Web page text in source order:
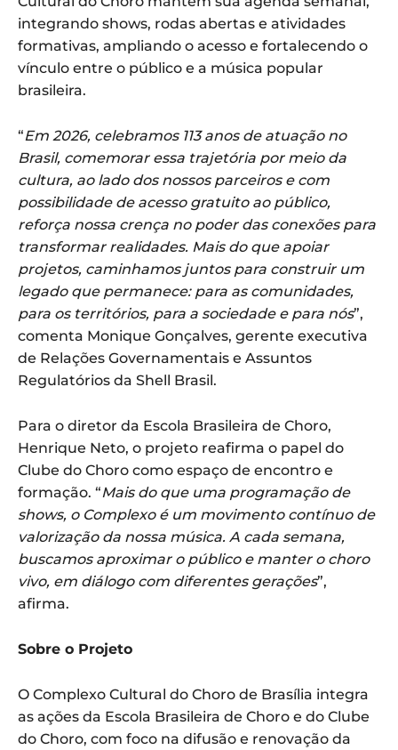
integrando shows, rodas abertas e atividades
formativas, ampliando o acesso e fortalecendo o
vínculo entre o público e a música popular
brasileira.
“Em 2026, celebramos 113 anos de atuação no
Brasil, comemorar essa trajetória por meio da
cultura, ao lado dos nossos parceiros e com
possibilidade de acesso gratuito ao público,
reforça nossa crença no poder das conexões para
transformar realidades. Mais do que apoiar
projetos, caminhamos juntos para construir um
legado que permanece: para as comunidades,
para os territórios, para a sociedade e para nós”,
comenta Monique Gonçalves, gerente executiva
de Relações Governamentais e Assuntos
Regulatórios da Shell Brasil.
Para o diretor da Escola Brasileira de Choro,
Henrique Neto, o projeto reafirma o papel do
Clube do Choro como espaço de encontro e
formação. “Mais do que uma programação de
shows, o Complexo é um movimento contínuo de
valorização da nossa música. A cada semana,
buscamos aproximar o público e manter o choro
vivo, em diálogo com diferentes gerações”,
afirma.
Sobre o Projeto
O Complexo Cultural do Choro de Brasília integra
as ações da Escola Brasileira de Choro e do Clube
do Choro, com foco na difusão e renovação da